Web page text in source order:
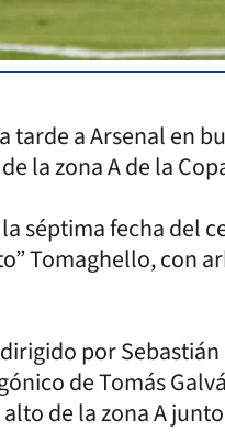
tarde a Arsenal en
la zona A de la
séptima fecha del
Tomaghello, con
por
de Tomás
de la zona A